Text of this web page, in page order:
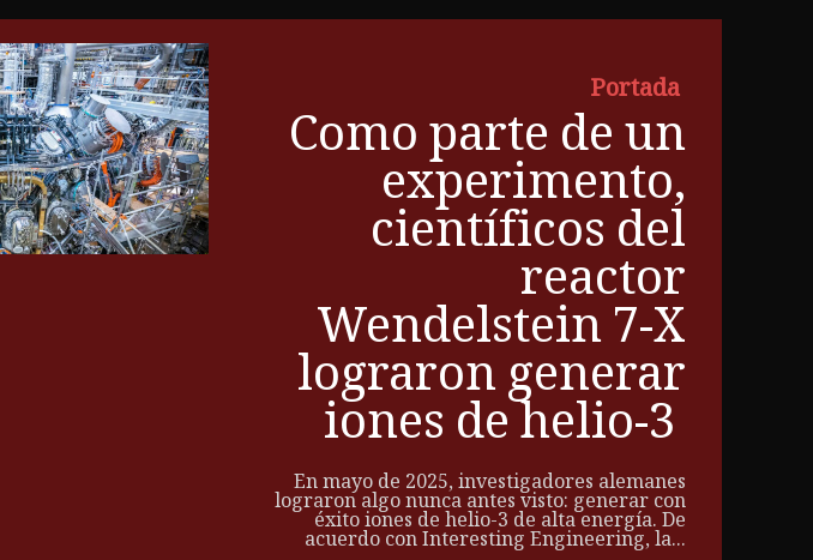
Portada
Como parte de un
experimento,
científicos del
reactor
Wendelstein 7-X
lograron generar
iones de helio-3
En mayo de 2025, investigadores alemanes
lograron algo nunca antes visto: generar con
éxito iones de helio-3 de alta energía. De
acuerdo con Interesting Engineering, la...